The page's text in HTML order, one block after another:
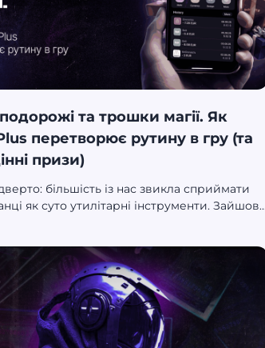
що персоналізація, преміальний
можуть стати потужними драйверами в
Готові дізнатися, чому
та вебмайстри хочуть працювати з Affina
розбиратися.
та трошки магії. Як
перетворює рутину в гру (та
призи)
більшість із нас звикла сприймати
як суто утилітарні інструменти. Зайшов,
Команда Trustee Plus викотила
масштабні оновлення, що додаток тепер
банківський термінал, а повноцінну
з елементами RPG-гри. Тут ви бронюєте
ніж на Booking, отримуєте
(які іноді приносять реальні гроші),